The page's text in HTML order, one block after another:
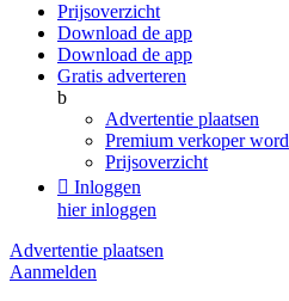
Prijsoverzicht
Download de app
Download de app
Gratis adverteren
b
Advertentie plaatsen
Premium verkoper
Prijsoverzicht
 Inloggen
hier inloggen
Advertentie plaatsen
Aanmelden